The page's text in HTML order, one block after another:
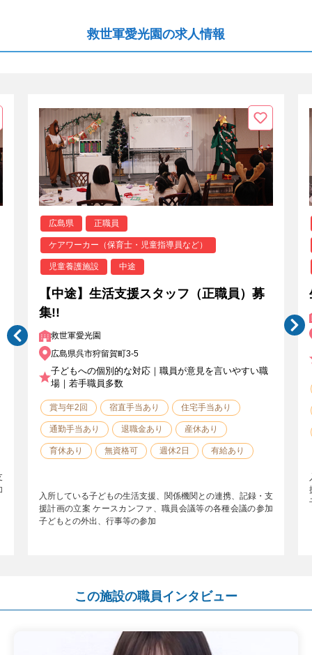
救世軍愛光園の求人情報
広島県 正職員
ケアワーカー（保育士・児童指導員など）
児童養護施設 中途
【中途】生活支援スタッフ（正職員）募
集!!
救世軍愛光園
広島県呉市狩留賀町3-5
子どもへの個別的な対応｜職員が意見を言いやすい職
場｜若手職員多数
賞与年2回 宿直手当あり 住宅手当あり
通勤手当あり 退職金あり 産休あり
育休あり 無資格可 週休2日 有給あり
入所している子どもの生活支援、関係機関との連携、記録・支
援計画の立案 ケースカンファ、職員会議等の各種会議の参加
子どもとの外出、行事等の参加
この施設の職員インタビュー